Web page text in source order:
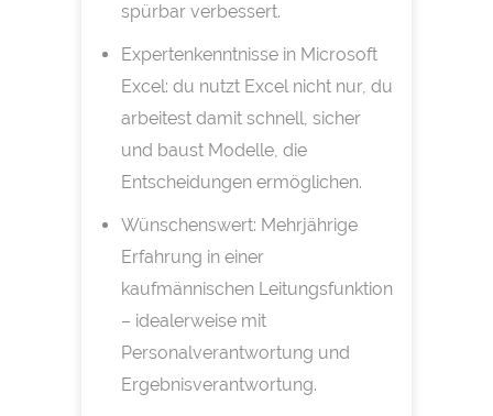
spürbar verbessert.
Expertenkenntnisse in Microsoft
Excel: du nutzt Excel nicht nur, du
arbeitest damit schnell, sicher
und baust Modelle, die
Entscheidungen ermöglichen.
Wünschenswert: Mehrjährige
Erfahrung in einer
kaufmännischen Leitungsfunktion
– idealerweise mit
Personalverantwortung und
Ergebnisverantwortung.